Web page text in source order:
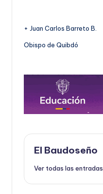
+ Juan Carlos Barreto B.
Obispo de Quibdó
El Baudoseño
Ver todas las entradas